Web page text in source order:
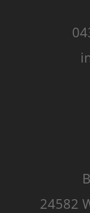
24582